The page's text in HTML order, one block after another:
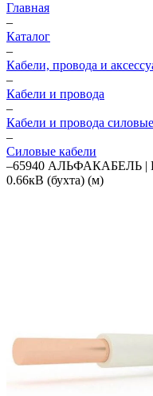
Главная
–
Каталог
–
Кабели, провода и
–
Кабели и провода
–
Кабели и провода
–
Силовые кабели
–65940 АЛЬФАКАБЕЛЬ |
0.66кВ (бухта) (м)